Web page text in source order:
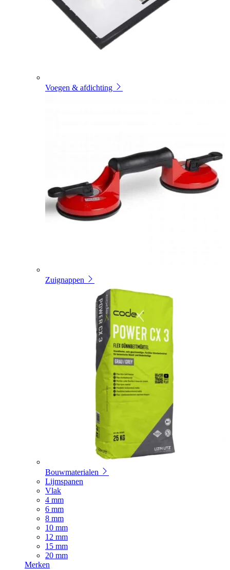
Voegen & afdichting
Zuignappen
Bouwmaterialen
Lijmspanen
Vlak
4 mm
6 mm
8 mm
10 mm
12 mm
15 mm
20 mm
Merken